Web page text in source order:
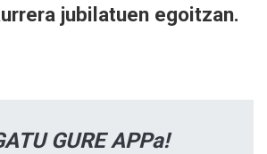
jubilatuen egoitzan.
GURE APPa!